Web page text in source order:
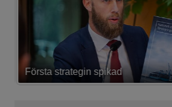
Första strategin spikad